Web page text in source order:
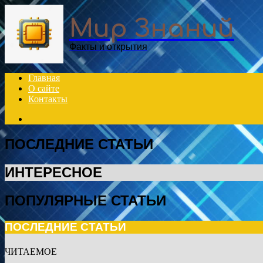
Мир Знаний
Факты и открытия
Главная
О сайте
Контакты
ПОСЛЕДНИЕ СТАТЬИ
ИНТЕРЕСНОЕ
ПОПУЛЯРНЫЕ СТАТЬИ
ПОСЛЕДНИЕ СТАТЬИ
ЧИТАЕМОЕ